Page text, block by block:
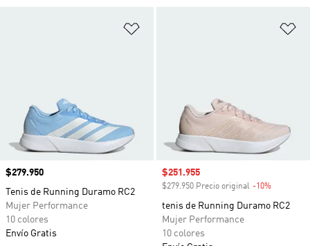
Precio
$279.950
Tenis de Running Duramo RC2
Mujer Performance
10 colores
Envío Gratis
Precio de venta
$251.955
$279.950 Precio original -10%
tenis de Running Duramo RC2
Mujer Performance
10 colores